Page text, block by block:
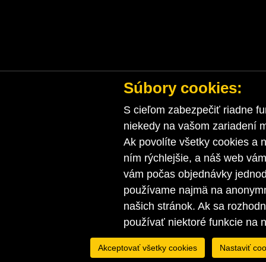
Súbory cookies:
S cieľom zabezpečiť riadne
niekedy na vašom zariadení
Ak povolíte všetky cookies a
ním rýchlejšie, a náš web
vám počas objednávky
používame najmä na
našich stránok. Ak sa
používať niektoré funkcie na
Akceptovať všetky cookies Nastaviť